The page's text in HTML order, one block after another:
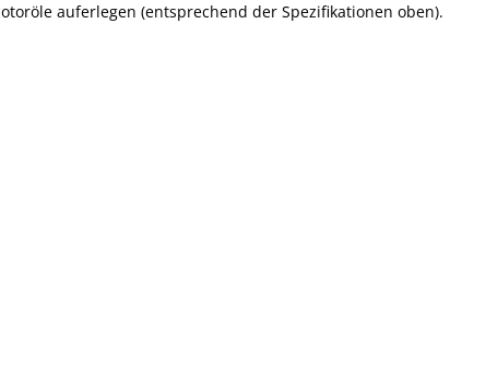
auferlegen (entsprechend der Spezifikationen oben).